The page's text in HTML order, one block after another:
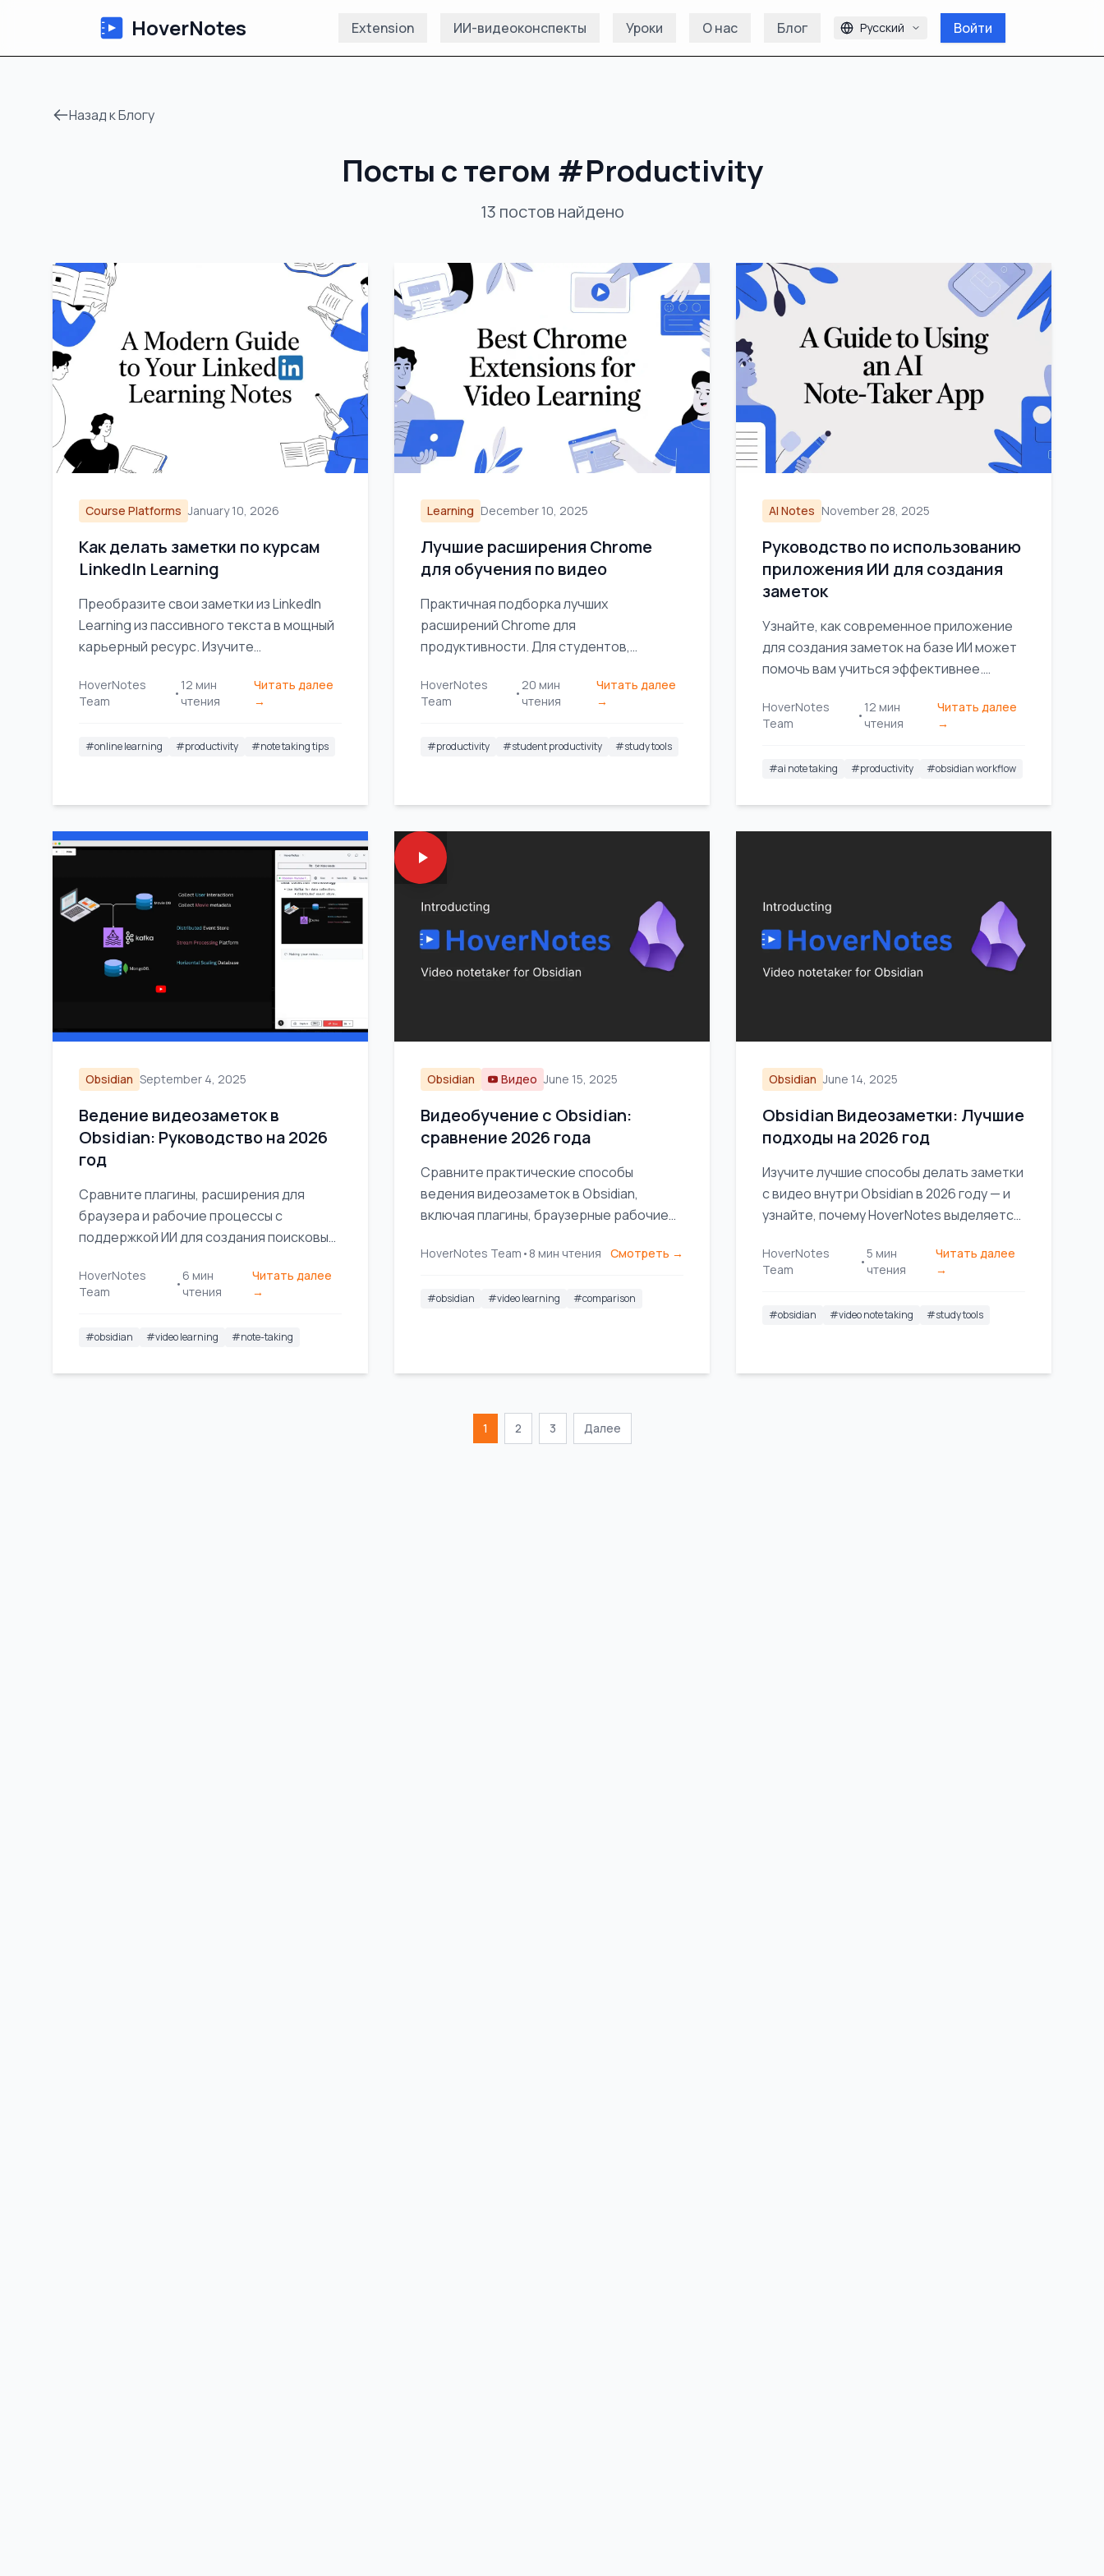
HoverNotes Extension ИИ-видеоконспекты Уроки О нас Блог Русский Войти
Назад к Блогу
Посты с тегом #Productivity
13 постов найдено
Course Platforms January 10, 2026
Как делать заметки по курсам
LinkedIn Learning
Преобразите свои заметки из LinkedIn
Learning из пассивного текста в мощный
карьерный ресурс. Изучите
организации и использования своих
знаний.
HoverNotes
Team
•
12 мин
чтения
Читать далее
→
#online learning #productivity #note taking tips
Learning December 10, 2025
Лучшие расширения Chrome
для обучения по видео
Практичная подборка лучших
расширений Chrome для
продуктивности. Для студентов,
хочет лучше концентрироваться,
быстрее осваивать новое и успевать
HoverNotes
Team
•
20 мин
чтения
Читать далее
→
#productivity #student productivity #study tools
AI Notes November 28, 2025
Руководство по использованию
приложения ИИ для создания
заметок
Узнайте, как современное приложение
для создания заметок на базе ИИ может
помочь вам учиться эффективнее.
практическими рабочими процессами и
способами защиты ваших данных.
HoverNotes
Team
•
12 мин
чтения
Читать далее
→
#ai note taking #productivity #obsidian workflow
Obsidian September 4, 2025
Ведение видеозаметок в
Obsidian: Руководство на 2026
год
Сравните плагины, расширения для
браузера и рабочие процессы с
поддержкой ИИ для создания поисковых
знаний Obsidian.
HoverNotes
Team
•
6 мин
чтения
Читать далее
→
#obsidian #video learning #note-taking
Obsidian Видео June 15, 2025
Видеобучение с Obsidian:
сравнение 2026 года
Сравните практические способы
ведения видеозаметок в Obsidian,
включая плагины, браузерные рабочие
ИИ для визуального обучения.
HoverNotes Team • 8 мин чтения Смотреть →
#obsidian #video learning #comparison
Obsidian June 14, 2025
Obsidian Видеозаметки: Лучшие
подходы на 2026 год
Изучите лучшие способы делать заметки
с видео внутри Obsidian в 2026 году — и
узнайте, почему HoverNotes выделяется
бесшовной интеграции.
HoverNotes
Team
•
5 мин
чтения
Читать далее
→
#obsidian #video note taking #study tools
1 2 3 Далее